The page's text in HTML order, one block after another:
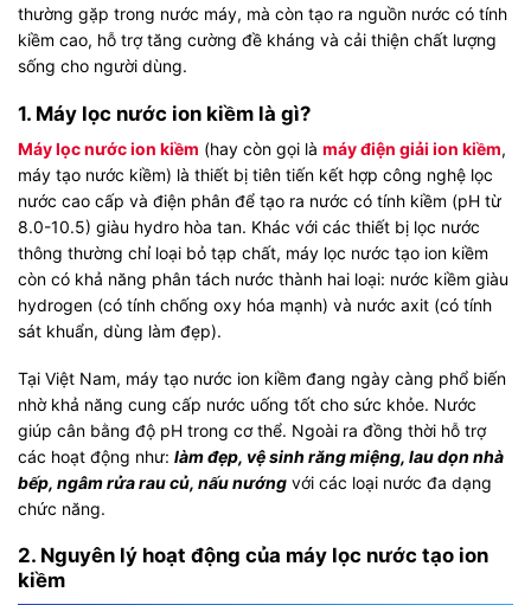
thường gặp trong nước máy, mà còn tạo ra nguồn nước có tính
kiềm cao, hỗ trợ tăng cường đề kháng và cải thiện chất lượng
sống cho người dùng.
1. Máy lọc nước ion kiềm là gì?
Máy lọc nước ion kiềm (hay còn gọi là máy điện giải ion kiềm,
máy tạo nước kiềm) là thiết bị tiên tiến kết hợp công nghệ lọc
nước cao cấp và điện phân để tạo ra nước có tính kiềm (pH từ
8.0-10.5) giàu hydro hòa tan. Khác với các thiết bị lọc nước
thông thường chỉ loại bỏ tạp chất, máy lọc nước tạo ion kiềm
còn có khả năng phân tách nước thành hai loại: nước kiềm giàu
hydrogen (có tính chống oxy hóa mạnh) và nước axit (có tính
sát khuẩn, dùng làm đẹp).
Tại Việt Nam, máy tạo nước ion kiềm đang ngày càng phổ biến
nhờ khả năng cung cấp nước uống tốt cho sức khỏe. Nước
giúp cân bằng độ pH trong cơ thể. Ngoài ra đồng thời hỗ trợ
các hoạt động như: làm đẹp, vệ sinh răng miệng, lau dọn nhà
bếp, ngâm rửa rau củ, nấu nướng với các loại nước đa dạng
chức năng.
2. Nguyên lý hoạt động của máy lọc nước tạo ion
kiềm